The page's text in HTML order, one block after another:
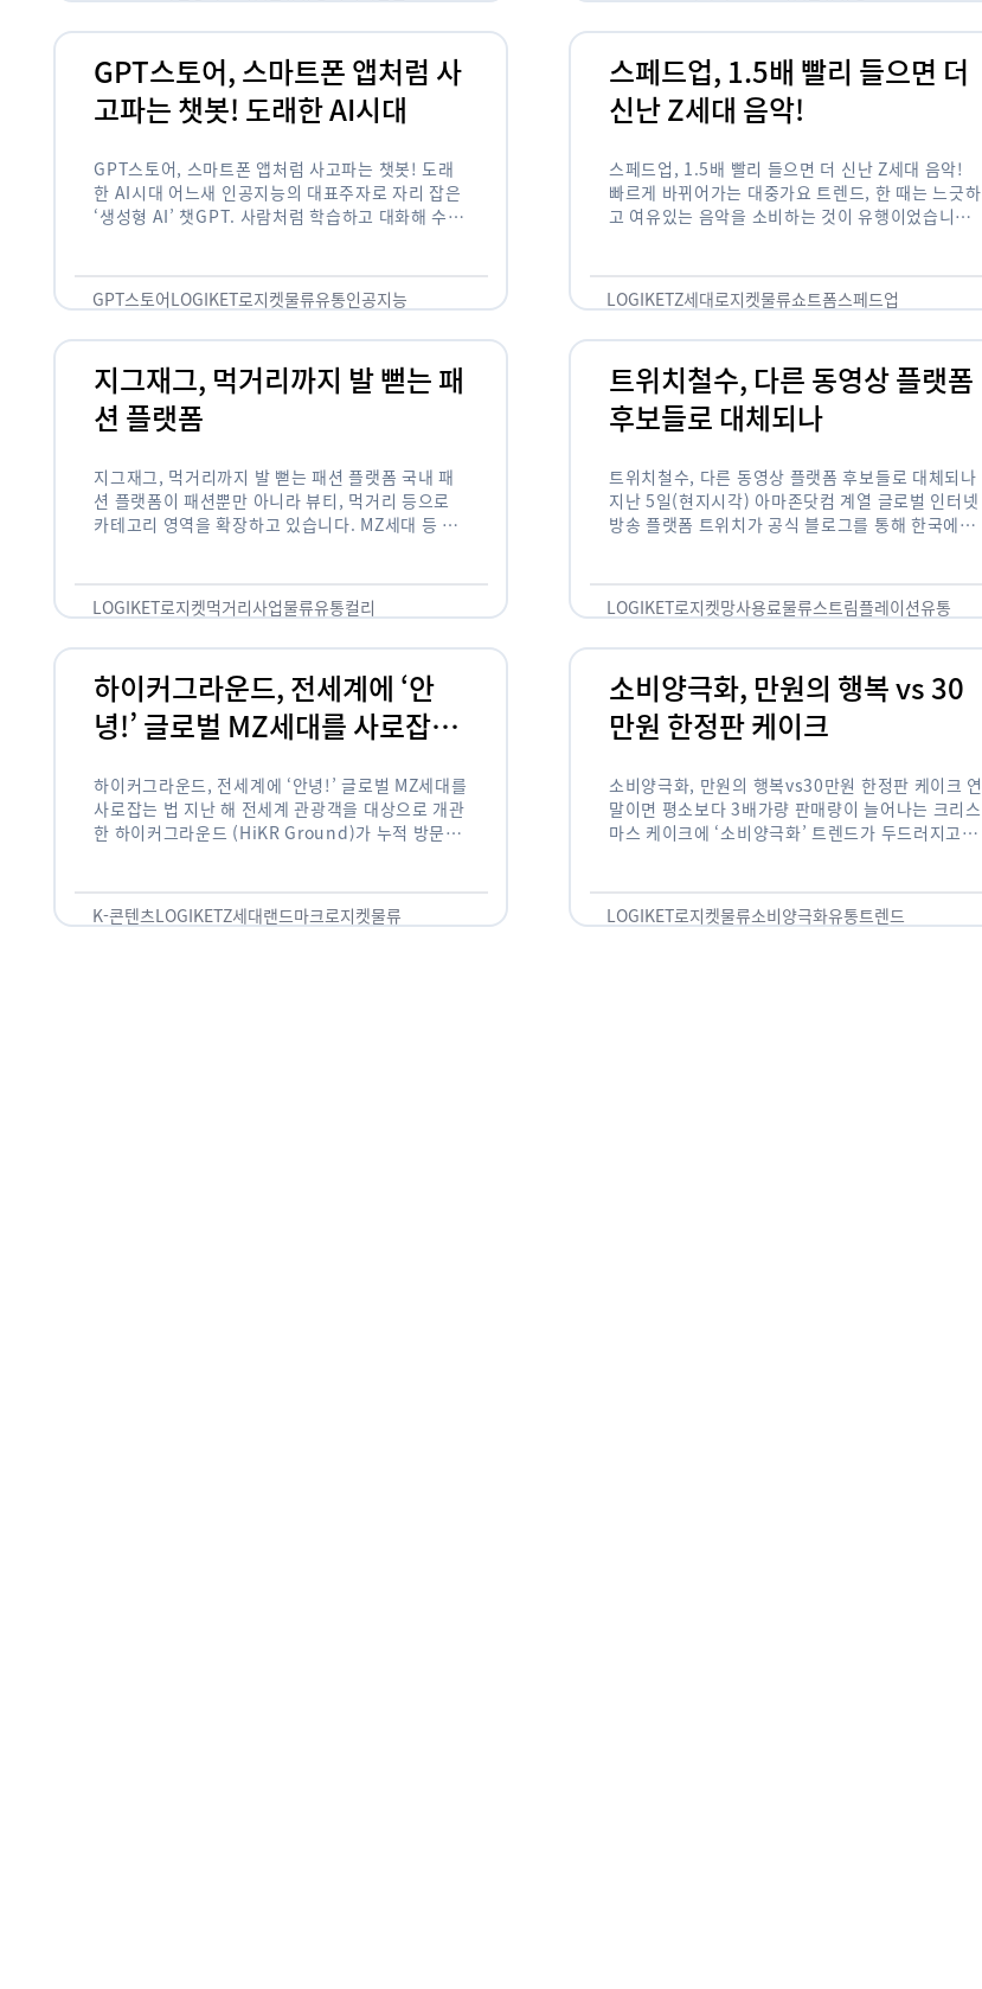
GPT스토어, 스마트폰 앱처럼 사
고파는 챗봇! 도래한 AI시대
GPT스토어, 스마트폰 앱처럼 사고파는 챗봇! 도래
한 AI시대 어느새 인공지능의 대표주자로 자리 잡은
‘생성형 AI’ 챗GPT. 사람처럼 학습하고 대화해 수많
GPT스토어LOGIKET로지켓물류유통인공지능
스페드업, 1.5배 빨리 들으면 더
신난 Z세대 음악!
스페드업, 1.5배 빨리 들으면 더 신난 Z세대 음악!
빠르게 바뀌어가는 대중가요 트렌드, 한 때는 느긋하
고 여유있는 음악을 소비하는 것이 유행이었습니다.
LOGIKETZ세대로지켓물류쇼트폼스페드업
지그재그, 먹거리까지 발 뻗는 패
션 플랫폼
지그재그, 먹거리까지 발 뻗는 패션 플랫폼 국내 패
션 플랫폼이 패션뿐만 아니라 뷰티, 먹거리 등으로
카테고리 영역을 확장하고 있습니다. MZ세대 등 주
LOGIKET로지켓먹거리사업물류유통컬리
트위치철수, 다른 동영상 플랫폼
후보들로 대체되나
트위치철수, 다른 동영상 플랫폼 후보들로 대체되나
지난 5일(현지시각) 아마존닷컴 계열 글로벌 인터넷
방송 플랫폼 트위치가 공식 블로그를 통해 한국에서
LOGIKET로지켓망사용료물류스트림플레이션유통
하이커그라운드, 전세계에 ‘안
녕!’ 글로벌 MZ세대를 사로잡는
하이커그라운드, 전세계에 ‘안녕!’ 글로벌 MZ세대를
사로잡는 법 지난 해 전세계 관광객을 대상으로 개관
한 하이커그라운드 (HiKR Ground)가 누적 방문객
방문객이 100만명을 …
K-콘텐츠LOGIKETZ세대랜드마크로지켓물류
소비양극화, 만원의 행복 vs 30
만원 한정판 케이크
소비양극화, 만원의 행복vs30만원 한정판 케이크 연
말이면 평소보다 3배가량 판매량이 늘어나는 크리스
마스 케이크에 ‘소비양극화’ 트렌드가 두드러지고 있
배가 비싼 …
LOGIKET로지켓물류소비양극화유통트렌드